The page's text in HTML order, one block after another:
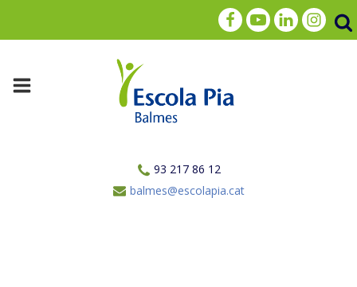
93 217 86 12
balmes@escolapia.cat